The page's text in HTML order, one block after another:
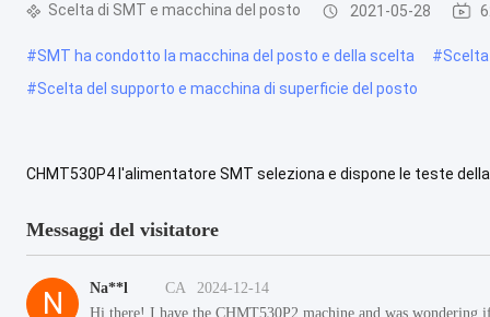
Scelta di SMT e macchina del posto 2021-05-28
#SMT ha condotto la macchina del posto e della scelta #
#Scelta del supporto e macchina di superficie del posto
CHMT530P4 l'alimentatore SMT seleziona e dispone le teste
Messaggi del visitatore
N Na**l CA
2024-12-14
Hi there! I have the CHMT530P2 machine and was